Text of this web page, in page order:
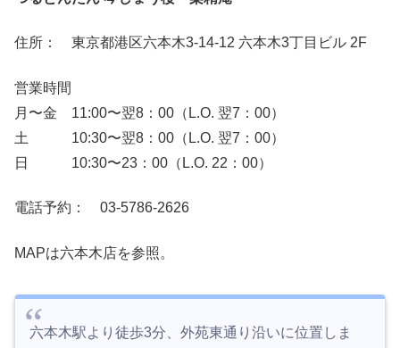
住所： 東京都港区六本木3-14-12 六本木3丁目ビル 2F
営業時間
月〜金 11:00〜翌8：00（L.O. 翌7：00）
土 10:30〜翌8：00（L.O. 翌7：00）
日 10:30〜23：00（L.O. 22：00）
電話予約： 03-5786-2626
MAPは六本木店を参照。
六本木駅より徒歩3分、外苑東通り沿いに位置しま